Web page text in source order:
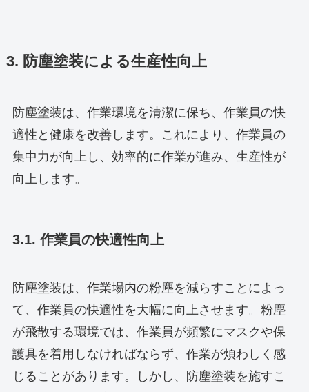
3. 防塵塗装による生産性向上
防塵塗装は、作業環境を清潔に保ち、作業員の快
適性と健康を改善します。これにより、作業員の
集中力が向上し、効率的に作業が進み、生産性が
向上します。
3.1. 作業員の快適性向上
防塵塗装は、作業場内の粉塵を減らすことによっ
て、作業員の快適性を大幅に向上させます。粉塵
が飛散する環境では、作業員が頻繁にマスクや保
護具を着用しなければならず、作業が煩わしく感
じることがあります。しかし、防塵塗装を施すこ